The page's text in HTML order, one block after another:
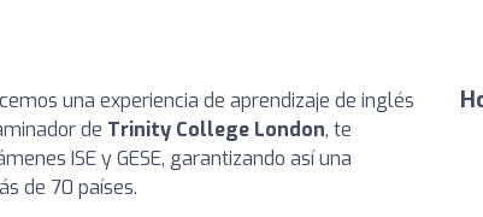
una experiencia de aprendizaje de inglés
de Trinity College London, te
ISE y GESE, garantizando así una
de 70 países.